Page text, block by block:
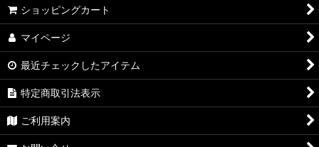
ショッピングカート
マイページ
最近チェックしたアイテム
特定商取引法表示
ご利用案内